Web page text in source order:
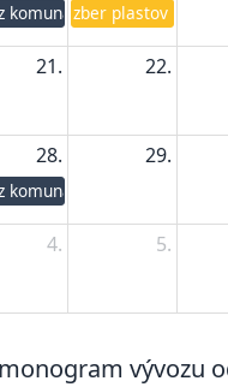
komunálneho odpadu
zber plastov a
21. 22.
28.
komunálneho odpadu
29.
4. 5.
vývozu